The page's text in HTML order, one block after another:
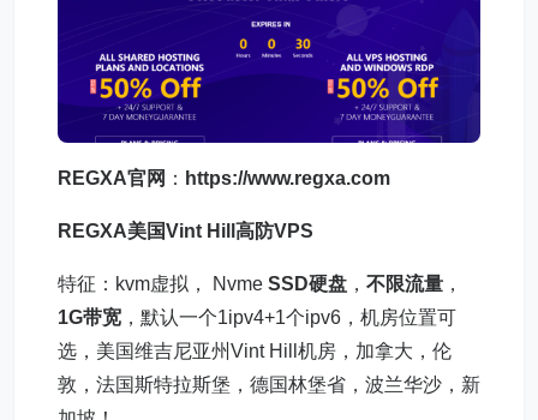
REGXA官网 ： https://www.regxa.com
REGXA美国Vint Hill 高防VPS
特征：kvm虚拟， Nvme SSD硬盘 ， 不限流量 ，
1G带宽 ，默认一个1ipv4+1个ipv6，机房位置可
选，美国维吉尼亚州Vint Hill机房，加拿大，伦
敦，法国斯特拉斯堡，德国林堡省，波兰华沙，新